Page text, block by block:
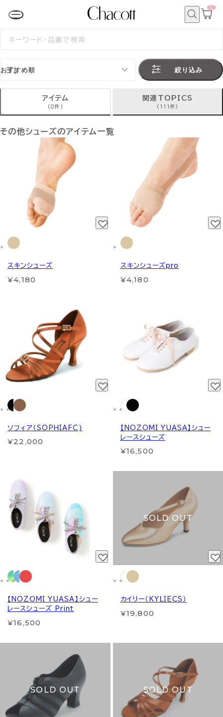
カ
0
検
絞り込み
アイテム
(8件)
関連TOPICS
(111件)
その他シューズのアイテム一覧
スキンシューズ
¥4,180
スキンシューズpro
¥4,180
ソフィア（SOPHIAFC)
¥22,000
【NOZOMI YUASA】シュー
レースシューズ
¥16,500
【NOZOMI YUASA】シュー
レースシューズ Print
¥16,500
SOLD OUT
カイリー（KYLIECS）
¥19,800
SOLD OUT SOLD OUT